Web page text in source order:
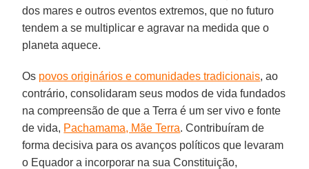
dos mares e outros eventos extremos, que no futuro
tendem a se multiplicar e agravar na medida que o
planeta aquece.
Os povos originários e comunidades tradicionais, ao
contrário, consolidaram seus modos de vida fundados
na compreensão de que a Terra é um ser vivo e fonte
de vida, Pachamama, Mãe Terra. Contribuíram de
forma decisiva para os avanços políticos que levaram
o Equador a incorporar na sua Constituição,